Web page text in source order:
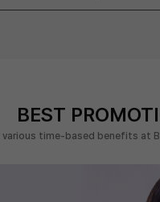
BEST
various time-based benefits at